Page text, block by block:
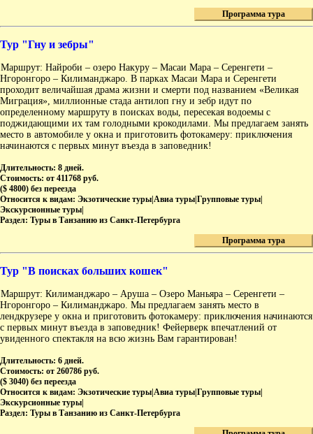
Программа тура
Тур "Гну и зебры"
Маршрут: Найроби – озеро Накуру – Масаи Мара – Серенгети –
Нгоронгоро – Килиманджаро. В парках Масаи Мара и Серенгети
проходит величайшая драма жизни и смерти под названием «Великая
Миграция», миллионные стада антилоп гну и зебр идут по
определенному маршруту в поисках воды, пересекая водоемы с
поджидающими их там голодными крокодилами. Мы предлагаем занять
место в автомобиле у окна и приготовить фотокамеру: приключения
начинаются с первых минут въезда в заповедник!
Длительность: 8 дней.
Стоимость: от 411768 руб.
($ 4800) без переезда
Относится к видам: Экзотические туры|Авиа туры|Групповые туры|
Экскурсионные туры|
Раздел: Туры в Танзанию из Санкт-Петербурга
Программа тура
Тур "В поисках больших кошек"
Маршрут: Килиманджаро – Аруша – Озеро Маньяра – Серенгети –
Нгоронгоро – Килиманджаро. Мы предлагаем занять место в
лендкрузере у окна и приготовить фотокамеру: приключения начинаются
с первых минут въезда в заповедник! Фейерверк впечатлений от
увиденного спектакля на всю жизнь Вам гарантирован!
Длительность: 6 дней.
Стоимость: от 260786 руб.
($ 3040) без переезда
Относится к видам: Экзотические туры|Авиа туры|Групповые туры|
Экскурсионные туры|
Раздел: Туры в Танзанию из Санкт-Петербурга